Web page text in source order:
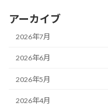
アーカイブ
2026年7月
2026年6月
2026年5月
2026年4月